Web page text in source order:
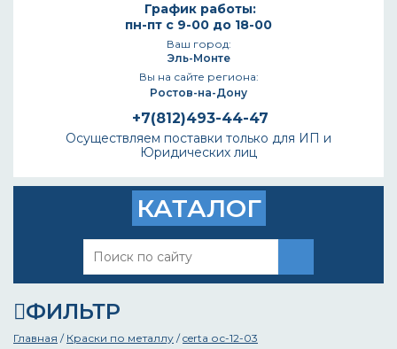
График работы:
пн-пт с 9-00 до 18-00
Ваш город:
Эль-Монте
Вы на сайте региона:
Ростов-на-Дону
+7(812)493-44-47
Осуществляем поставки только для ИП и
Юридических лиц
КАТАЛОГ
ФИЛЬТР
Главная / Краски по металлу /certa ос-12-03